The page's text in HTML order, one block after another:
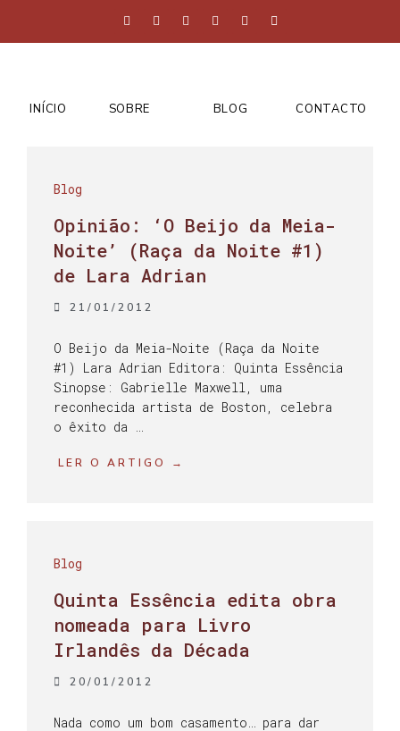
INÍCIO SOBRE BLOG CONTACTO
Blog
Opinião: ‘O Beijo da Meia-
Noite’ (Raça da Noite #1)
de Lara Adrian
21/01/2012
O Beijo da Meia-Noite (Raça da Noite
#1) Lara Adrian Editora: Quinta Essência
Sinopse: Gabrielle Maxwell, uma
reconhecida artista de Boston, celebra
o êxito da …
LER O ARTIGO →
Blog
Quinta Essência edita obra
nomeada para Livro
Irlandês da Década
20/01/2012
Nada como um bom casamento… para dar